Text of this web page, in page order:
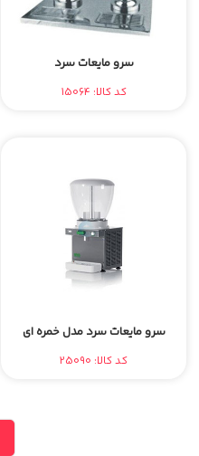
سرو مایعات سرد
کد کالا: 15064
سرو مایعات سرد مدل خمره ای
کد کالا: 25090